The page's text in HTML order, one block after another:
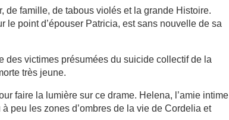
de famille, de tabous violés et la grande Histoire.
point d’épouser Patricia, est sans nouvelle de sa
des victimes présumées du suicide collectif de la
très jeune.
faire la lumière sur ce drame. Helena, l’amie intime
peu les zones d’ombres de la vie de Cordelia et